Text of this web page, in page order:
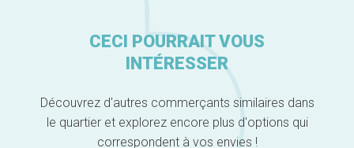
CECI POURRAIT VOUS
INTÉRESSER
Découvrez d'autres commerçants similaires dans
le quartier et explorez encore plus d'options qui
correspondent à vos envies !